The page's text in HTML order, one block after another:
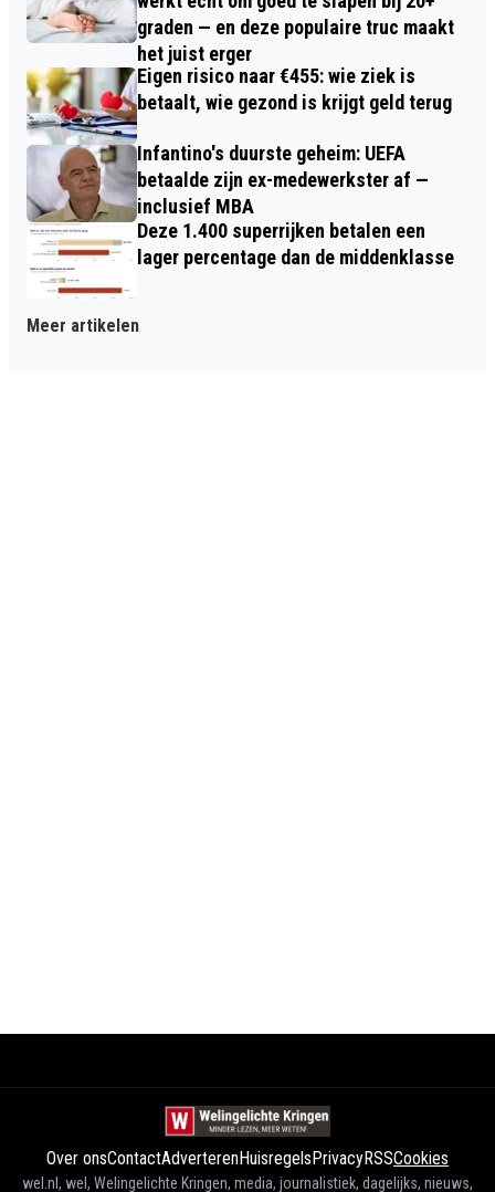
graden — en deze populaire truc maakt
het juist erger
Eigen risico naar €455: wie ziek is
betaalt, wie gezond is krijgt geld terug
Infantino's duurste geheim: UEFA
betaalde zijn ex-medewerkster af —
inclusief MBA
Deze 1.400 superrijken betalen een
lager percentage dan de middenklasse
Meer artikelen
Over onsContactAdverterenHuisregels PrivacyRSSCookies
wel.nl, wel, Welingelichte Kringen, media, journalistiek, dagelijks, nieuws,